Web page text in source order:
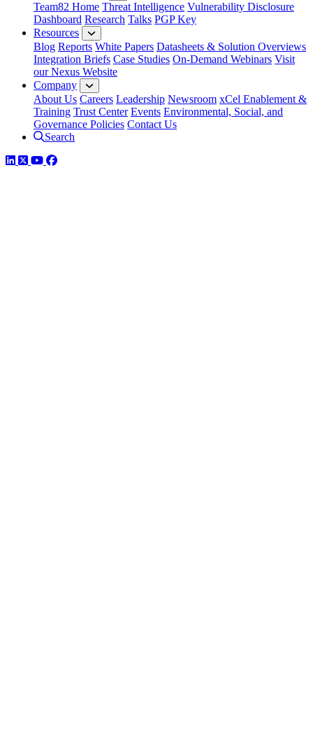
Team82 Home Threat Intelligence Vulnerability Disclosure
Dashboard Research Talks PGP Key
Resources
Blog Reports White Papers Datasheets & Solution Overviews
Integration Briefs Case Studies On-Demand Webinars Visit
our Nexus Website
Company
About Us Careers Leadership Newsroom xCel Enablement &
Training Trust Center Events Environmental, Social, and
Governance Policies Contact Us
Search
LinkedIn
TwitterYouTube
Facebook